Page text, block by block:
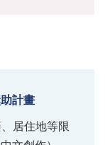
計畫
居住地等限